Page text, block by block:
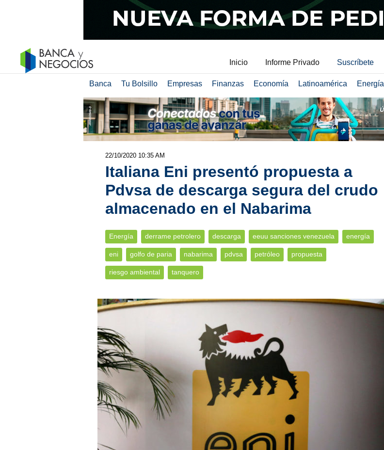
Inicio Informe Privado Suscríbete
Banca Tu Bolsillo Empresas Finanzas Economía Latinoamérica Energía
22/10/2020 10:35 AM
Italiana Eni presentó propuesta a
Pdvsa de descarga segura del crudo
almacenado en el Nabarima
Energía derrame petrolero descarga eeuu sanciones venezuela energía
eni golfo de paria nabarima pdvsa petróleo propuesta
riesgo ambiental tanquero